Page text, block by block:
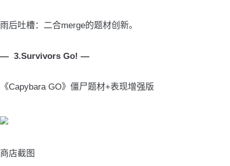
雨后吐槽：二合merge的题材创新。
— 3.Survivors Go! —
《Capybara GO》僵尸题材+表现增强版
商店截图